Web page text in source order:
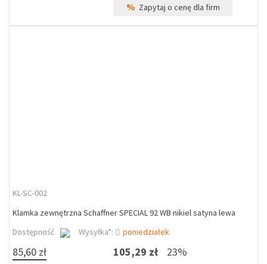
% Zapytaj o cenę dla firm
KL-SC-002
Klamka zewnętrzna Schaffner SPECIAL 92 WB nikiel satyna lewa
Dostępność
Wysyłka*: poniedziałek
85,60 zł 105,29 zł 23%